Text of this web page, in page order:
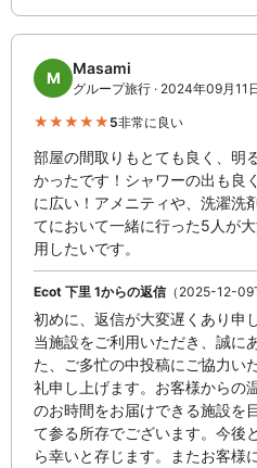
M
Masami
グループ旅行 · 2024年09月11
5非常に良い
部屋の間取りもとても良く、明
かったです！シャワーの出も良
に広い！アメニティや、洗濯洗
てにおいて一緒に行った5人が
用したいです。
Ecot 下里 1からの返信（2025-12-
初めに、返信が大変遅くあり申
当施設をご利用いただき、誠に
た、ご多忙の中投稿にご協力い
礼申し上げます。お客様からの
のお時間をお届けできる施設を
て参る所存でございます。今後
ら幸いと存じます。またお客様